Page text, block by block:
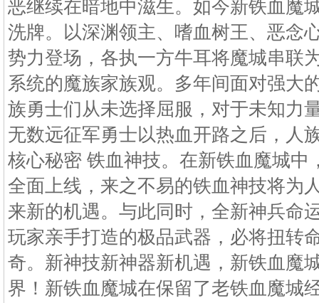
恶继续在暗地中滋生。如今新铁血魔
洗牌。以深渊领主、嗜血树王、恶念
势力登场，各执一方牛耳将魔城串联
系统的魔族家族观。多年间面对强大
族勇士们从未选择屈服，对于未知力
无数远征军勇士以热血开路之后，人
核心秘密 铁血神技。在新铁血魔城中
全面上线，来之不易的铁血神技将为
来新的机遇。与此同时，全新神兵命
玩家亲手打造的极品武器，必将扭转
奇。新神技新神器新机遇，新铁血魔
界！新铁血魔城在保留了老铁血魔城